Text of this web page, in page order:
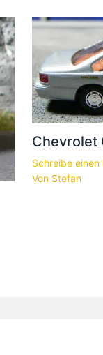
Chevrolet
Schreibe einen
Von Stefan